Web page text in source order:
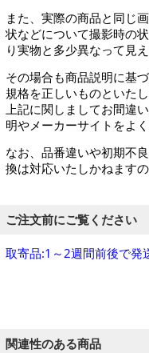
また、実際の商品と同じ
状などについて撮影時の
り実物と多少異なって見
その場合も商品説明に基
規格を正しいものといたし
上記に関しましてお間違
明やメーカーサイトをよ
なお、品番違いや初期不
換は対応いたしかねます
ご注文前にご覧ください
取寄品:1～2週間前後で発
関連性のある商品